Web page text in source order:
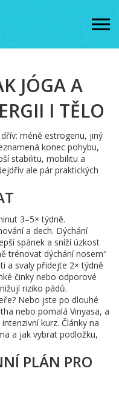
JÓGA A
I TĚLO
méně estrogenu, jiný
konec pohybu,
stabilitu, mobilitu a
ale pár praktických
3–5× týdně.
a dech. Dýchání
spánek a sníží úzkost
trénovat dýchání nosem"
a svaly přidejte 2× týdně
činky nebo odporové
riziko pádů.
Nebo jste po dlouhé
nebo pomalá Vinyasa, a
kurz. Články na
a jak vybrat podložku,
PLÁN PRO